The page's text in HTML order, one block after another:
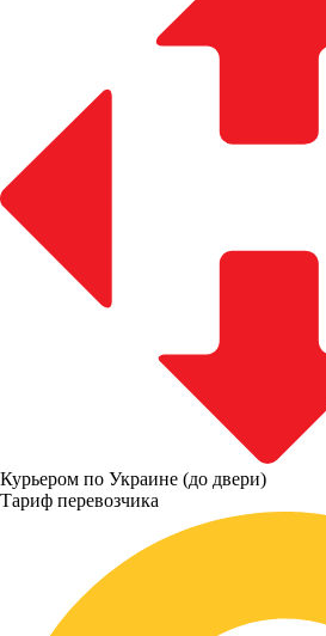
Курьером по Украине (до двери)
Тариф перевозчика